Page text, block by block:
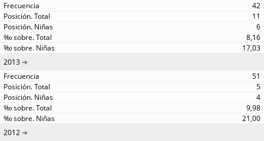
42
11
6
8,16
17,03
2013
51
5
4
9,98
21,00
2012